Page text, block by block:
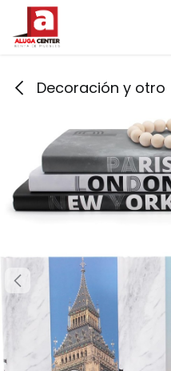
Ir al contenido
Decoración y otro